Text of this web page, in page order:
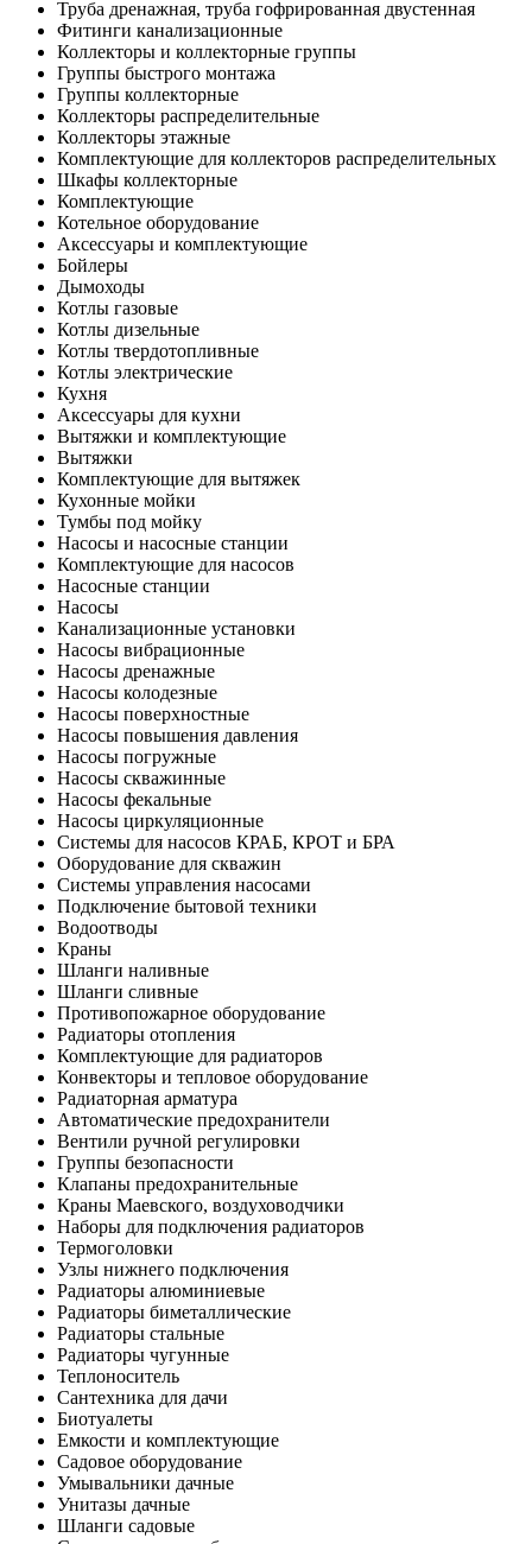
Труба дренажная, труба гофрированная двустенная
Фитинги канализационные
Коллекторы и коллекторные группы
Группы быстрого монтажа
Группы коллекторные
Коллекторы распределительные
Коллекторы этажные
Комплектующие для коллекторов распределительных
Шкафы коллекторные
Комплектующие
Котельное оборудование
Аксессуары и комплектующие
Бойлеры
Дымоходы
Котлы газовые
Котлы дизельные
Котлы твердотопливные
Котлы электрические
Кухня
Аксессуары для кухни
Вытяжки и комплектующие
Вытяжки
Комплектующие для вытяжек
Кухонные мойки
Тумбы под мойку
Насосы и насосные станции
Комплектующие для насосов
Насосные станции
Насосы
Канализационные установки
Насосы вибрационные
Насосы дренажные
Насосы колодезные
Насосы поверхностные
Насосы повышения давления
Насосы погружные
Насосы скважинные
Насосы фекальные
Насосы циркуляционные
Системы для насосов КРАБ, КРОТ и БРА
Оборудование для скважин
Системы управления насосами
Подключение бытовой техники
Водоотводы
Краны
Шланги наливные
Шланги сливные
Противопожарное оборудование
Радиаторы отопления
Комплектующие для радиаторов
Конвекторы и тепловое оборудование
Радиаторная арматура
Автоматические предохранители
Вентили ручной регулировки
Группы безопасности
Клапаны предохранительные
Краны Маевского, воздуховодчики
Наборы для подключения радиаторов
Термоголовки
Узлы нижнего подключения
Радиаторы алюминиевые
Радиаторы биметаллические
Радиаторы стальные
Радиаторы чугунные
Теплоноситель
Сантехника для дачи
Биотуалеты
Емкости и комплектующие
Садовое оборудование
Умывальники дачные
Унитазы дачные
Шланги садовые